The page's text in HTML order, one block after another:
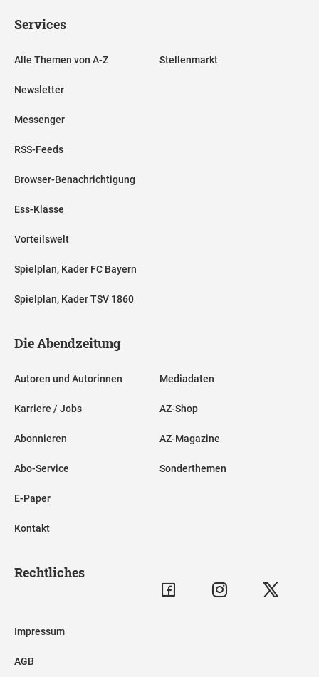
Services
Alle Themen von A-Z
Newsletter
Messenger
RSS-Feeds
Browser-Benachrichtigung
Ess-Klasse
Vorteilswelt
Spielplan, Kader FC Bayern
Spielplan, Kader TSV 1860
Stellenmarkt
Die Abendzeitung
Autoren und Autorinnen
Karriere / Jobs
Abonnieren
Abo-Service
E-Paper
Kontakt
Mediadaten
AZ-Shop
AZ-Magazine
Sonderthemen
Rechtliches
Impressum
AGB